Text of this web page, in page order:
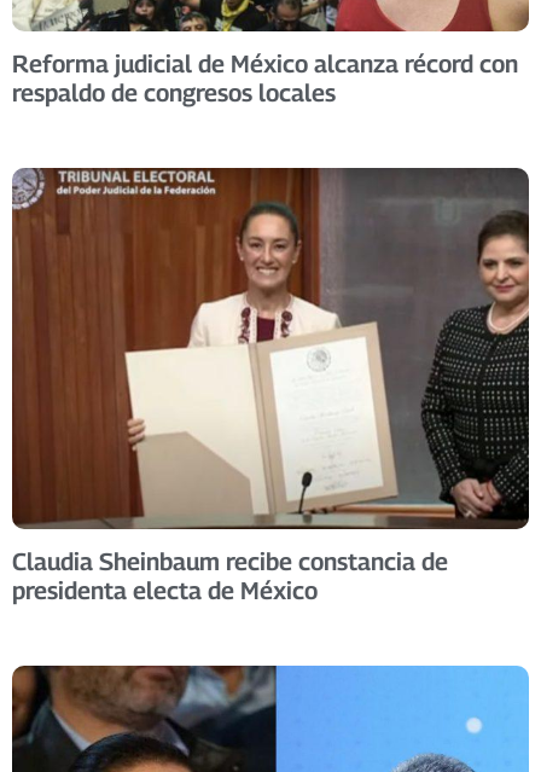
Reforma judicial de México alcanza récord con
respaldo de congresos locales
Claudia Sheinbaum recibe constancia de
presidenta electa de México